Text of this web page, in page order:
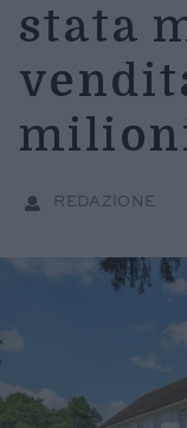
stata
REDAZIONE